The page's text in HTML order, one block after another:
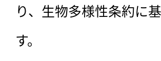
り、生物多様性条約に
す。